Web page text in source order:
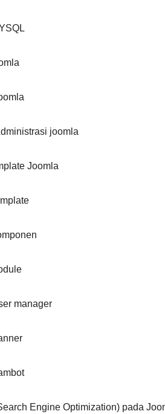
joomla
Joomla
manager
Engine Optimization) pada